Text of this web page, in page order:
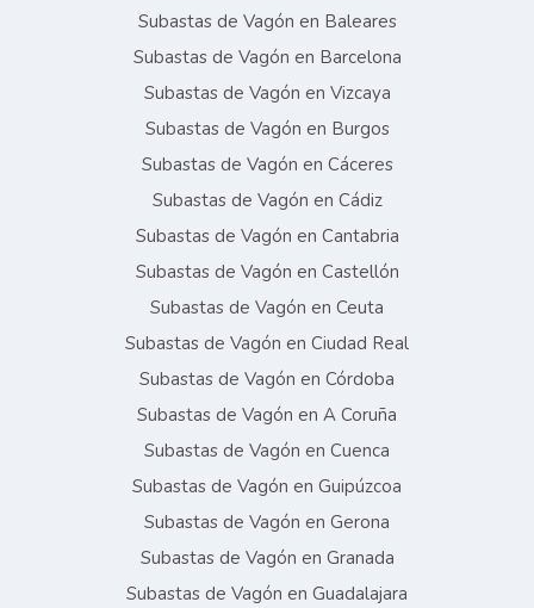
Subastas de Vagón en Baleares
Subastas de Vagón en Barcelona
Subastas de Vagón en Vizcaya
Subastas de Vagón en Burgos
Subastas de Vagón en Cáceres
Subastas de Vagón en Cádiz
Subastas de Vagón en Cantabria
Subastas de Vagón en Castellón
Subastas de Vagón en Ceuta
Subastas de Vagón en Ciudad Real
Subastas de Vagón en Córdoba
Subastas de Vagón en A Coruña
Subastas de Vagón en Cuenca
Subastas de Vagón en Guipúzcoa
Subastas de Vagón en Gerona
Subastas de Vagón en Granada
Subastas de Vagón en Guadalajara